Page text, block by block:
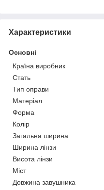
Характеристики
Основні
Країна виробник
Стать
Тип оправи
Матеріал
Форма
Колір
Загальна ширина
Ширина лінзи
Висота лінзи
Міст
Довжина завушника